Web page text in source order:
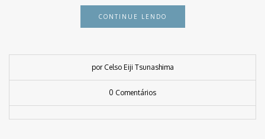
CONTINUE LENDO
por Celso Eiji Tsunashima
0 Comentários